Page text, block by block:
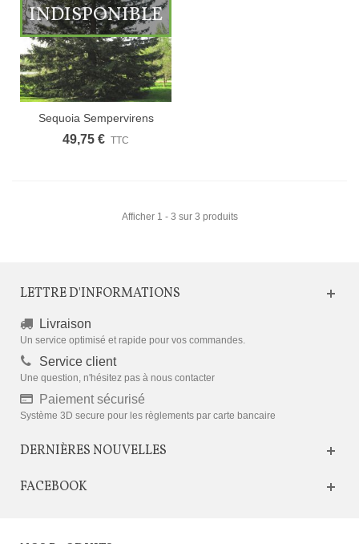
INDISPONIBLE
Sequoia Sempervirens
49,75 € TTC
Afficher 1 - 3 sur 3 produits
LETTRE D'INFORMATIONS
Livraison
Un service optimisé et rapide pour vos commandes.
Service client
Une question, n'hésitez pas à nous contacter
Paiement sécurisé
Système 3D secure pour les règlements par carte bancaire
DERNIÈRES NOUVELLES
FACEBOOK